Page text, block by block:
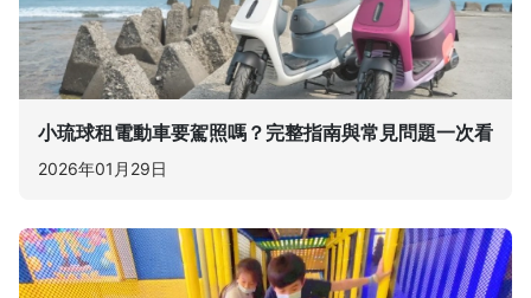
小琉球租電動車要駕照嗎？完整指南與常見問題一次看
2026年01月29日